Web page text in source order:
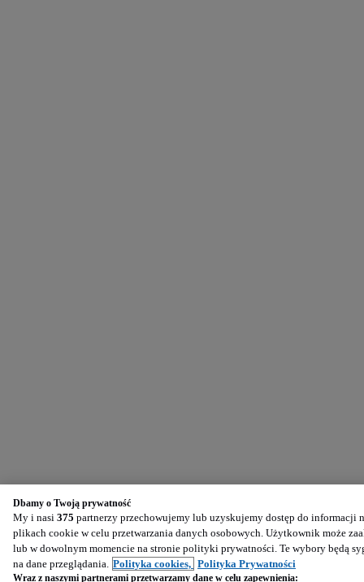
Dbamy o Twoją prywatność
My i nasi 375 partnerzy przechowujemy lub uzyskujemy dostęp do
plikach cookie w celu przetwarzania danych osobowych. Użytkownik może
lub w dowolnym momencie na stronie polityki prywatności. Te wybory będą
na dane przeglądania. Polityka cookies, Polityka Prywatności
Wraz z naszymi partnerami przetwarzamy dane w celu zapewnienia: